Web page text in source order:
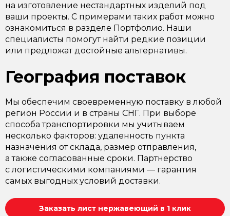
на изготовление нестандартных изделий под
ваши проекты. С примерами таких работ можно
ознакомиться в разделе Портфолио. Наши
специалисты помогут найти редкие позиции
или предложат достойные альтернативы.
География поставок
Мы обеспечим своевременную поставку в любой
регион России и в страны СНГ. При выборе
способа транспортировки мы учитываем
несколько факторов: удаленность пункта
назначения от склада, размер отправления,
а также согласованные сроки. Партнерство
с логистическими компаниями — гарантия
самых выгодных условий доставки.
Заказать лист нержавеющий в 1 клик